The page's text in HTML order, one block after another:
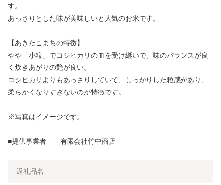
す。
あっさりとした味が美味しいと人気のお米です。
【あきたこまちの特徴】
やや「小粒」でコシヒカリの血を受け継いで、味のバランスが良
く炊きあがりの艶が良い。
コシヒカリよりもあっさりしていて、しっかりした粒感があり、
柔らかくなりすぎないのが特徴です。
※写真はイメージです。
■提供事業者 有限会社竹中商店
返礼品名